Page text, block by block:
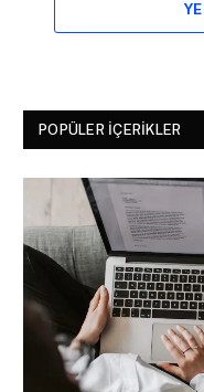
POPÜLER İÇERIKLER